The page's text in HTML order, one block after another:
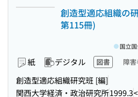
創造型適応組織の
第115冊)
紙 デジタル 図書 障
創造型適応組織研究班 [編]
関西大学経済・政治研究所1999.3
国立